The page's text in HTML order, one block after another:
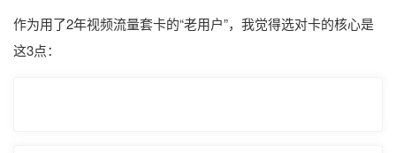
作为用了2年视频流量套卡的“老用户”，我觉得选对卡的核心是
这3点：